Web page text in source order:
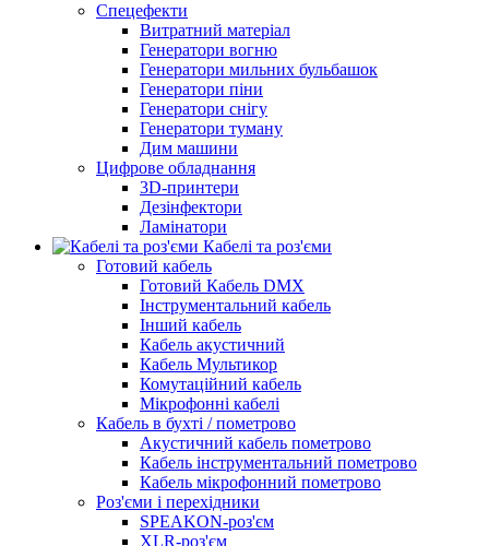
Спецефекти
Витратний матеріал
Генератори вогню
Генератори мильних бульбашок
Генератори піни
Генератори снігу
Генератори туману
Дим машини
Цифрове обладнання
3D-принтери
Дезінфектори
Ламінатори
Кабелі та роз'єми
Готовий кабель
Готовий Кабель DMX
Інструментальний кабель
Інший кабель
Кабель акустичний
Кабель Мультикор
Комутаційний кабель
Мікрофонні кабелі
Кабель в бухті / пометрово
Акустичний кабель пометрово
Кабель інструментальний пометрово
Кабель мікрофонний пометрово
Роз'єми і перехідники
SPEAKON-роз'єм
XLR-роз'єм